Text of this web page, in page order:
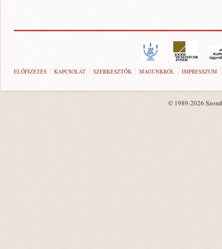
ELŐFIZETÉS KAPCSOLAT SZERKESZTŐK MAGUNKRÓL IMPRESSZUM
© 1989-2026